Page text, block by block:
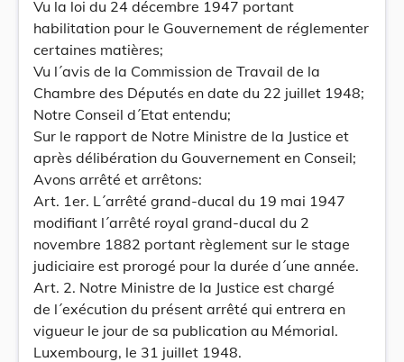
Vu la loi du 24 décembre 1947 portant
habilitation pour le Gouvernement de réglementer
certaines matières;
Vu l´avis de la Commission de Travail de la
Chambre des Députés en date du 22 juillet 1948;
Notre Conseil d´Etat entendu;
Sur le rapport de Notre Ministre de la Justice et
après délibération du Gouvernement en Conseil;
Avons arrêté et arrêtons:
Art. 1er. L´arrêté grand-ducal du 19 mai 1947
modifiant l´arrêté royal grand-ducal du 2
novembre 1882 portant règlement sur le stage
judiciaire est prorogé pour la durée d´une année.
Art. 2. Notre Ministre de la Justice est chargé
de l´exécution du présent arrêté qui entrera en
vigueur le jour de sa publication au Mémorial.
Luxembourg, le 31 juillet 1948.